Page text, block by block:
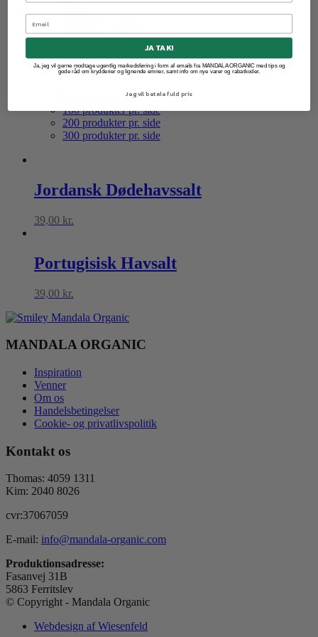
Average rating
Tilfældig
Product ID
100 produkter pr. side
100 produkter pr. side
200 produkter pr. side
300 produkter pr. side
Jordansk Dødehavssalt
39,00 kr.
Portugisisk Havsalt
39,00 kr.
MANDALA ORGANIC
Inspiration
Venner
Om os
Handelsbetingelser
Cookie- og privatlivspolitik
Kontakt os
Thomas: 4059 1311
Kim: 2040 8026
cvr:37067059
E-mail: info@mandala-organic.com
Produktionsadresse:
Fasanvej 31B
5863 Ferritslev
© Copyright - Mandala Organic
Webdesign af Wiesenfeld
JA TAK!
Ja, jeg vil gerne modtage ugentlig markedsføring i form af emails fra MANDALA ORGANIC med tips og
gode råd om krydderier og lignende emner, samt info om nye varer og rabatkoder.
Jeg vil betale fuld pris